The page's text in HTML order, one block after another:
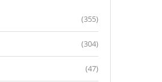
(355)
(304)
(47)